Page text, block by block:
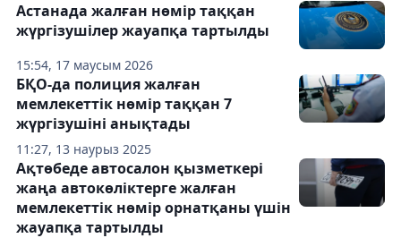
15:54, 17 маусым 2026
Астанада жалған нөмір таққан
жүргізушілер жауапқа тартылды
11:27, 13 наурыз 2025
БҚО-да полиция жалған
мемлекеттік нөмір таққан 7
жүргізушіні анықтады
Ақтөбеде автосалон қызметкері
жаңа автокөліктерге жалған
мемлекеттік нөмір орнатқаны үшін
жауапқа тартылды